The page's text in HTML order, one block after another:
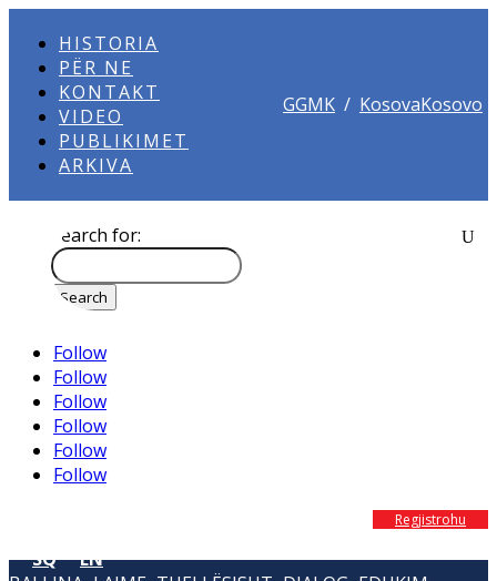
HISTORIA
PËR NE
KONTAKT
VIDEO
PUBLIKIMET
ARKIVA
GGMK / KosovaKosovo
Search for:
Follow
Follow
Follow
Follow
Follow
Follow
SQ EN
Regjistrohu